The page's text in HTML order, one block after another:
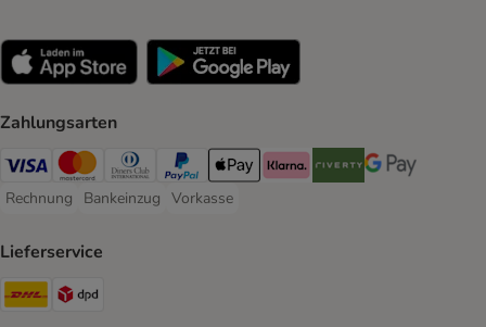
Zahlungsarten
Visa Payment Method
Mastercard Payment Method
Diners Club Payment Method
PayPal Payment Method
Apple Pay Payment Method
Klarna Payment Method
Riverty Payment Method
Google Pay
Rechnung
Rechnung Payment Method
Bankeinzug
Bankeinzug Payment Method
Vorkasse
Vorkasse Payment Method
Lieferservice
DHL Shipping Method